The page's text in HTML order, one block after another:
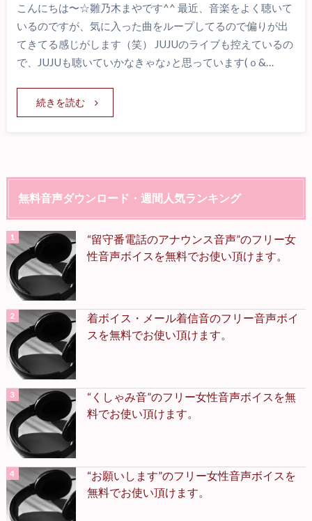
こんにちは〜☆雛乃木まやです^^ 最近、音楽をよく聴いて
いるのですが、気に入った曲をループしてるので偏りが出
てきてる感じがします（笑） JUJUのライブも控えているの
で、JUJUも聴いていかなきゃな♪と思っています(ｏ&…
続きを読む
無料音声ダウンロード・週間人気ランキング
“留守番電話のアナウンス音声”のフリー女
性音声ボイスを無料でお使い頂けます。
着ボイス・メール着信音のフリー音声ボイ
スを無料でお使い頂けます。
“くしゃみ音”のフリー女性音声ボイスを無
料でお使い頂けます。
“お願いします”のフリー女性音声ボイスを
無料でお使い頂けます。